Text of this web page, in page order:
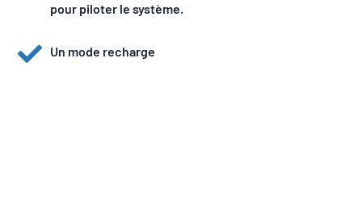
pour piloter le système.
Un mode recharge